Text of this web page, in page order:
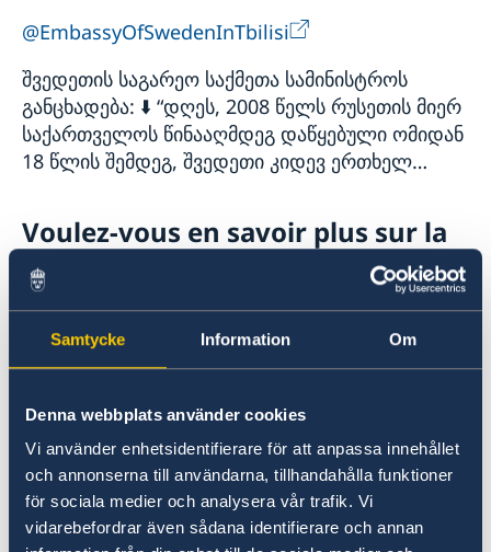
Samtycke Information Om
Denna webbplats använder cookies
Vi använder enhetsidentifierare för att anpassa innehållet
och annonserna till användarna, tillhandahålla funktioner
för sociala medier och analysera vår trafik. Vi
vidarebefordrar även sådana identifierare och annan
@EmbassyOfSwedenInTbilisi
შვედეთის საგარეო საქმეთა სამინისტროს
განცხადება: ⬇️ “დღეს, 2008 წელს რუსეთის მიერ
საქართველოს წინააღმდეგ დაწყებული ომიდან
18 წლის შემდეგ, შვედეთი კიდევ ერთხელ
საქართველოს სუვერენიტეტის, დამოუ...
Voulez-vous en savoir plus sur la
Suède?
Faire des affaires avec la Suède